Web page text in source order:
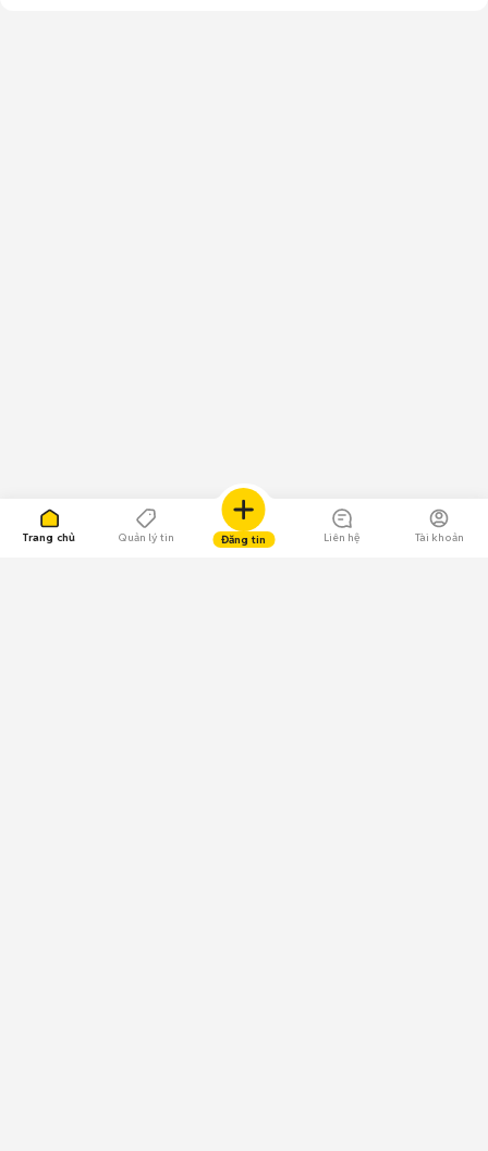
Trang chủ Quản lý tin Đăng tin Liên hệ Tài khoản